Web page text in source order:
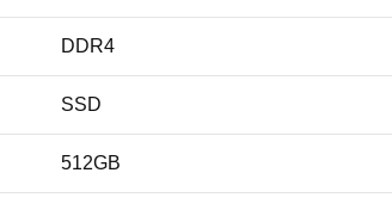
DDR4
SSD
512GB